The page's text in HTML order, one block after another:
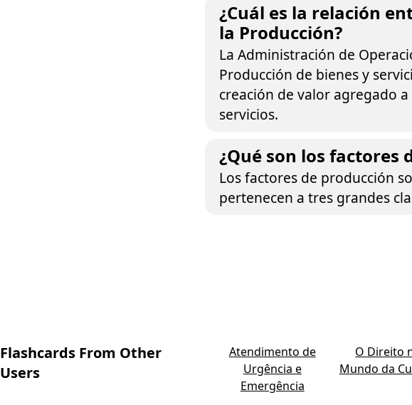
¿Cuál es la relación
la Producción?
La Administración de
Producción de bienes y
creación de valor agregado
servicios.
¿Qué son los factores
Los factores de producción
pertenecen a tres grandes
Flashcards From Other
Users
Atendimento de
Urgência e
Emergência
O Direito
Mundo da